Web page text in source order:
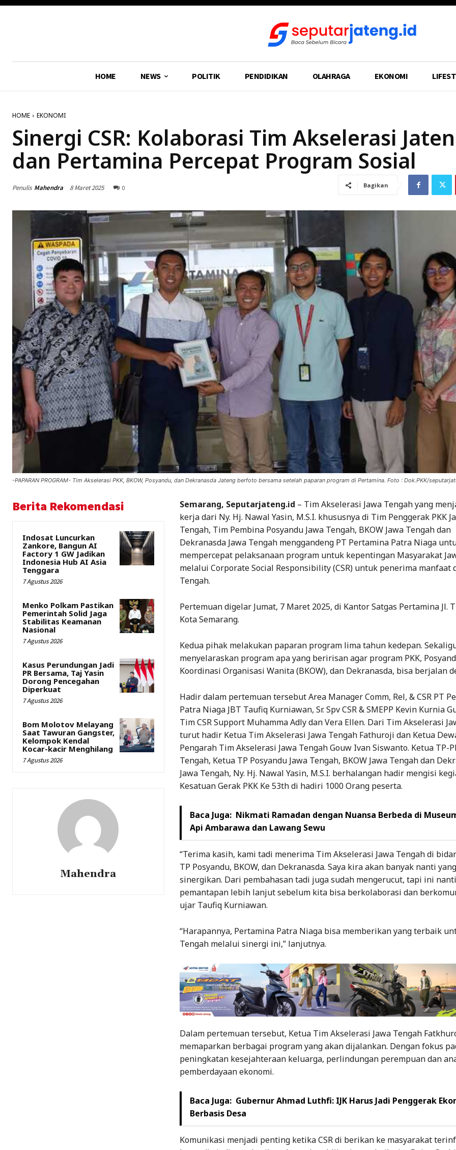
HOME NEWS POLITIK PENDIDIKAN OLAHRAGA EKONOMI
HOME EKONOMI
Sinergi CSR: Kolaborasi Tim Akselerasi
dan Pertamina Percepat Program Sosial
Penulis Mahendra 8 Maret 2025 0 Bagikan
-PAPARAN PROGRAM- Tim Akselerasi PKK, BKOW, Posyandu, dan Dekranasda Jateng berfoto bersama setelah paparan program di Pertamina. Foto : Dok.PKK/
Berita Rekomendasi
Indosat Luncurkan
Zankore, Bangun AI
Factory 1 GW Jadikan
Indonesia Hub AI Asia
Tenggara
7 Agustus 2026
Menko Polkam Pastikan
Pemerintah Solid Jaga
Stabilitas Keamanan
Nasional
7 Agustus 2026
Kasus Perundungan Jadi
PR Bersama, Taj Yasin
Dorong Pencegahan
Diperkuat
7 Agustus 2026
Bom Molotov Melayang
Saat Tawuran Gangster,
Kelompok Kendal
Kocar-kacir Menghilang
7 Agustus 2026
Mahendra
Semarang, Seputarjateng.id – Tim Akselerasi Jawa Tengah yang
kerja dari Ny. Hj. Nawal Yasin, M.S.I. khususnya di Tim Penggerak PKK
Tengah, Tim Pembina Posyandu Jawa Tengah, BKOW Jawa Tengah dan
Dekranasda Jawa Tengah menggandeng PT Pertamina Patra Niaga
mempercepat pelaksanaan program untuk kepentingan Masyarakat
melalui Corporate Social Responsibility (CSR) untuk penerima manfaat
Tengah.
Pertemuan digelar Jumat, 7 Maret 2025, di Kantor Satgas Pertamina Jl.
Kota Semarang.
Kedua pihak melakukan paparan program lima tahun kedepan.
menyelaraskan program apa yang beririsan agar program PKK,
Koordinasi Organisasi Wanita (BKOW), dan Dekranasda, bisa berjalan
Hadir dalam pertemuan tersebut Area Manager Comm, Rel, & CSR PT
Patra Niaga JBT Taufiq Kurniawan, Sr. Spv CSR & SMEPP Kevin Kurnia
Tim CSR Support Muhamma Adly dan Vera Ellen. Dari Tim Akselerasi
turut hadir Ketua Tim Akselerasi Jawa Tengah Fathuroji dan Ketua
Pengarah Tim Akselerasi Jawa Tengah Gouw Ivan Siswanto. Ketua TP-
Tengah, Ketua TP Posyandu Jawa Tengah, BKOW Jawa Tengah dan
Jawa Tengah, Ny. Hj. Nawal Yasin, M.S.I. berhalangan hadir mengisi
Kesatuan Gerak PKK Ke 53th di hadiri 1000 Orang peserta.
Baca Juga: Nikmati Ramadan dengan Nuansa Berbeda di
Api Ambarawa dan Lawang Sewu
“Terima kasih, kami tadi menerima Tim Akselerasi Jawa Tengah di
TP Posyandu, BKOW, dan Dekranasda. Saya kira akan banyak nanti
sinergikan. Dari pembahasan tadi juga sudah mengerucut, tapi ini
pemantapan lebih lanjut sebelum kita bisa berkolaborasi dan
ujar Taufiq Kurniawan.
“Harapannya, Pertamina Patra Niaga bisa memberikan yang terbaik
Tengah melalui sinergi ini,” lanjutnya.
Dalam pertemuan tersebut, Ketua Tim Akselerasi Jawa Tengah
memaparkan berbagai program yang akan dijalankan. Dengan fokus
peningkatan kesejahteraan keluarga, perlindungan perempuan dan
pemberdayaan ekonomi.
Baca Juga: Gubernur Ahmad Luthfi: IJK Harus Jadi Penggerak
Berbasis Desa
Komunikasi menjadi penting ketika CSR di berikan ke masyarakat